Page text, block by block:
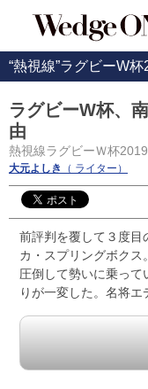
“熱視線”ラグビーW
ラグビーW杯、
由
熱視線ラグビーＷ杯
大元よしき （ ライター）
前評判を覆して３度目
カ・スプリングボクス
圧倒して勢いに乗って
りが一変した。名将エ